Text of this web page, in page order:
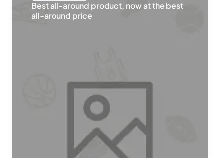
Best all-around product, now at the best
all-around price